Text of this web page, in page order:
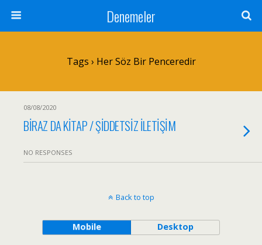
Denemeler
Tags › Her Söz Bir Penceredir
08/08/2020
BİRAZ DA KİTAP / ŞİDDETSİZ İLETİŞİM
NO RESPONSES
Back to top
Mobile Desktop